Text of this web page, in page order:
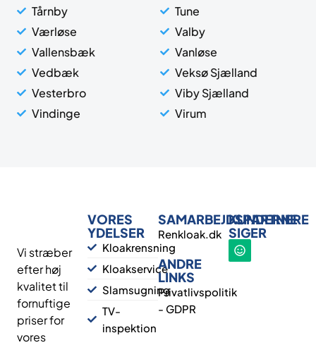
Tårnby
Tune
Værløse
Valby
Vallensbæk
Vanløse
Vedbæk
Veksø Sjælland
Vesterbro
Viby Sjælland
Vindinge
Virum
Vi stræber
efter høj
kvalitet til
fornuftige
priser for
vores
VORES
YDELSER
Kloakrensning
Kloakservice
Slamsugning
TV-
inspektion
SAMARBEJDSPARTNERE
Renkloak.dk
ANDRE
LINKS
Privatlivspolitik
- GDPR
KUNDERNE
SIGER